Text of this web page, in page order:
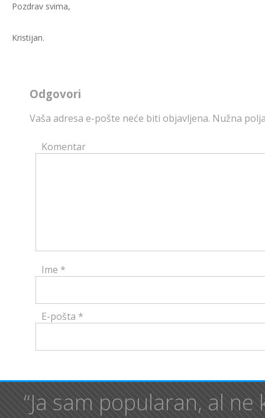
Pozdrav svima,
Kristijan.
Odgovori
Vaša adresa e-pošte neće biti objavljena. Nužna
Komentar
Ime *
E-pošta *
“Ja sam popularan, al ne